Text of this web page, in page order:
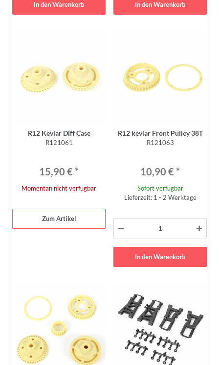
In den Warenkorb In den Warenkorb
R12 Kevlar Diff Case
R121061
15,90 € *
Momentan nicht verfügbar
Zum Artikel
R12 kevlar Front Pulley 38T
R121063
10,90 € *
Sofort verfügbar
Lieferzeit: 1 - 2 Werktage
In den Warenkorb